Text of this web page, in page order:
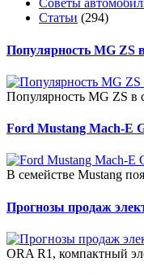
Советы
Статьи (294)
Популярность MG ZS
Популярность MG ZS в
Ford Mustang Mach-E
В семействе Mustang
Прогнозы продаж
ORA R1, компактный